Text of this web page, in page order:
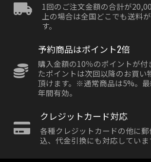
1回のご注文金額の合計が
上の場合は全国どこでも送料
す。
予約商品はポイント2倍
購入金額の10％のポイントが付
たポイントは次回以降のお買い
頂けます。※通常商品は5%。
年間有効。
クレジットカード対応
各種クレジットカードの他に
込、代金引換にも対応していま